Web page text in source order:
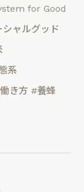
for Good
シャルグッド
系
き方 #養蜂